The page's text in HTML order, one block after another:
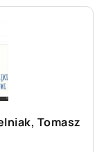
Tomasz